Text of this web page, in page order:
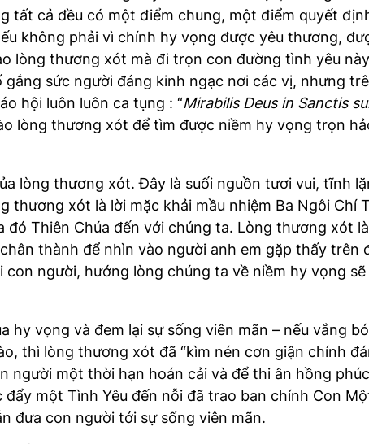
tất cả đều có một điểm chung, một điểm quyết
không phải vì chính hy vọng được yêu thương,
lòng thương xót mà đi trọn con đường tình yêu
sức người đáng kinh ngạc nơi các vị, nhưng
hội luôn luôn ca tụng : “Mirabilis Deus in Sanctis
lòng thương xót để tìm được niềm hy vọng trọn
lòng thương xót. Đây là suối nguồn tươi vui, tĩnh
thương xót là lời mặc khải mầu nhiệm Ba Ngôi Chí
Thiên Chúa đến với chúng ta. Lòng thương xót
thành để nhìn vào người anh em gặp thấy trên
người, hướng lòng chúng ta về niềm hy vọng
hy vọng và đem lại sự sống viên mãn – nếu vắng
thì lòng thương xót đã “kìm nén cơn giận chính
người một thời hạn hoán cải và để thi ân hồng
một Tình Yêu đến nỗi đã trao ban chính Con
đưa con người tới sự sống viên mãn.